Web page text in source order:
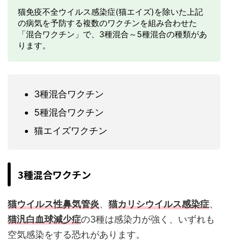
猫免疫不全ウイルス感染症(猫エイズ)を除いた上記
の病気を予防する複数のワクチンを組み合わせた
「混合ワクチン」で、3種混合～5種混合の種類があ
ります。
3種混合ワクチン
5種混合ワクチン
猫エイズワクチン
3種混合ワクチン
猫ウイルス性鼻気管炎、 猫カリシウイルス感染症、
猫汎白血球減少症の3種は感染力が強く、いずれも
空気感染をする恐れがあります。